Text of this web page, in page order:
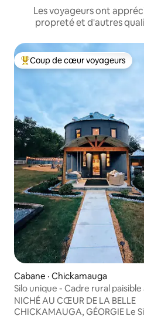
Les voyageurs ont
propreté et d'autres
Coup de cœur voyageurs parmi
Coup de cœur voyageurs
Cabane · Chickamauga
Silo unique - Cadre rural paisible
vue sur la montagne
NICHÉ AU CŒUR DE LA BELLE
CHICKAMAUGA, GÉORGIE Le Silo at